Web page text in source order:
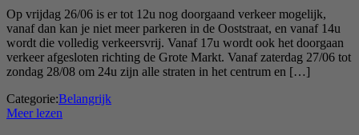
Op vrijdag 26/06 is er tot 12u nog doorgaand verkeer mogelijk,
vanaf dan kan je niet meer parkeren in de Ooststraat, en vanaf 14u
wordt die volledig verkeersvrij. Vanaf 17u wordt ook het doorgaan
verkeer afgesloten richting de Grote Markt. Vanaf zaterdag 27/06 tot
zondag 28/08 om 24u zijn alle straten in het centrum en […]
Categorie:Belangrijk
Meer lezen